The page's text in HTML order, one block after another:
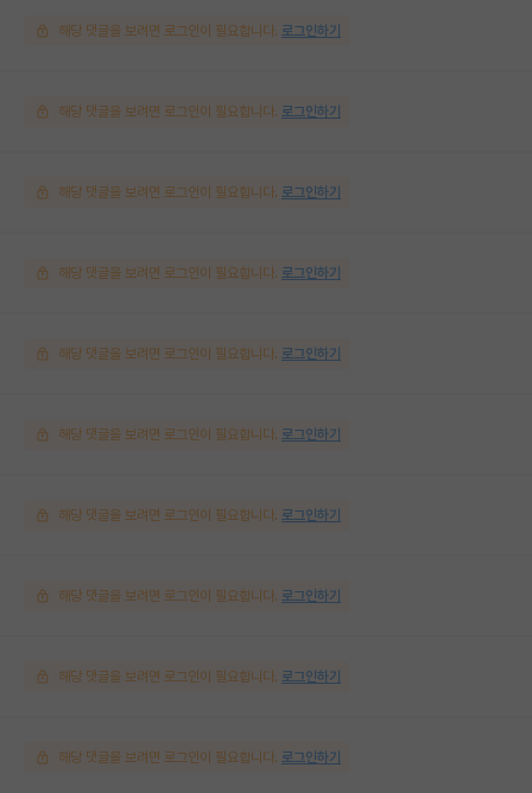
해당 댓글을 보려면 로그인이 필요합니다. 로그인하기
해당 댓글을 보려면 로그인이 필요합니다. 로그인하기
해당 댓글을 보려면 로그인이 필요합니다. 로그인하기
해당 댓글을 보려면 로그인이 필요합니다. 로그인하기
해당 댓글을 보려면 로그인이 필요합니다. 로그인하기
해당 댓글을 보려면 로그인이 필요합니다. 로그인하기
해당 댓글을 보려면 로그인이 필요합니다. 로그인하기
해당 댓글을 보려면 로그인이 필요합니다. 로그인하기
해당 댓글을 보려면 로그인이 필요합니다. 로그인하기
해당 댓글을 보려면 로그인이 필요합니다. 로그인하기